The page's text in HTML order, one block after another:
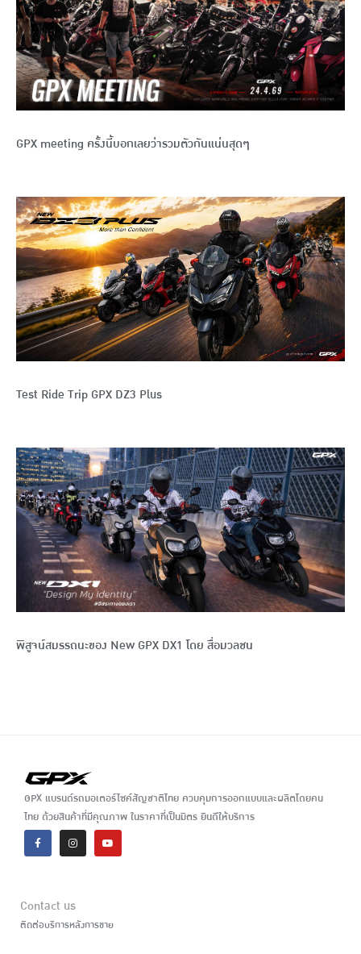
GPX meeting ครั้งนี้บอกเลยว่ารวมตัวกันแน่นสุดๆ
Test Ride Trip GPX DZ3 Plus
พิสูจน์สมรรถนะของ New GPX DX1 โดย สื่อมวลชน
GPX แบรนด์รถมอเตอร์ไซค์สัญชาติไทย ควบคุมการออกแบบและผลิตโดยคน
ไทย ด้วยสินค้าที่มีคุณภาพ ในราคาที่เป็นมิตร ยินดีให้บริการ
Contact us
ติดต่อบริการหลังการขาย